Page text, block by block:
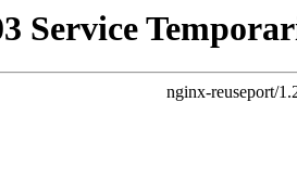
Service
nginx-reuseport/